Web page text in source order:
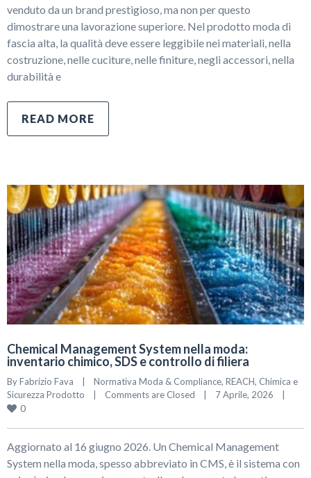
venduto da un brand prestigioso, ma non per questo
dimostrare una lavorazione superiore. Nel prodotto moda di
fascia alta, la qualità deve essere leggibile nei materiali, nella
costruzione, nelle cuciture, nelle finiture, negli accessori, nella
durabilità e
READ MORE
Chemical Management System nella moda:
inventario chimico, SDS e controllo di filiera
By Fabrizio Fava Normativa Moda & Compliance, REACH, Chimica e
Sicurezza Prodotto
Comments are Closed 7 Aprile, 2026
0
Aggiornato al 16 giugno 2026. Un Chemical Management
System nella moda, spesso abbreviato in CMS, è il sistema con